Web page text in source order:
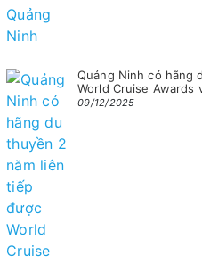
Quảng Ninh có hãng
World Cruise Awards
09/12/2025